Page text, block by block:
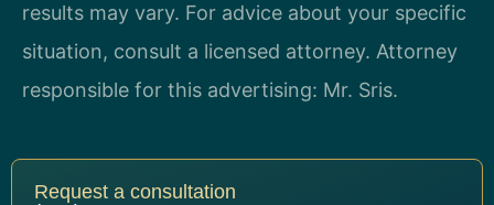
results may vary. For advice about your specific
situation, consult a licensed attorney. Attorney
responsible for this advertising: Mr. Sris.
Request a consultation